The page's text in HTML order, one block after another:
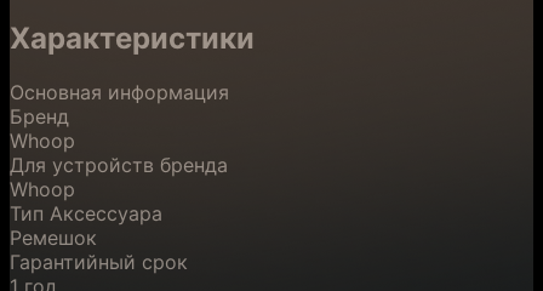
Характеристики
Основная информация
Бренд
Whoop
Для устройств бренда
Whoop
Тип Аксессуара
Ремешок
Гарантийный срок